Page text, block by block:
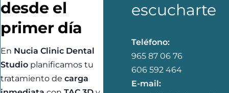
desde el
primer día
En Nucia Clinic Dental
Studio planificamos tu
tratamiento de carga
escucharte
Teléfono:
965 87 06 76
606 592 464
E-mail: